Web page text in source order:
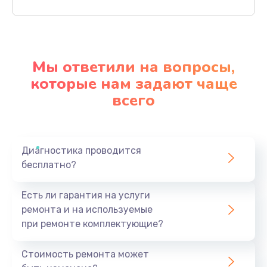
Заказать
Профилактическая чистка
Заказать
1440 руб.
Мы ответили на вопросы,
которые нам задают чаще
всего
Диагностика проводится
бесплатно?
Есть ли гарантия на услуги
ремонта и на используемые
при ремонте комплектующие?
Стоимость ремонта может